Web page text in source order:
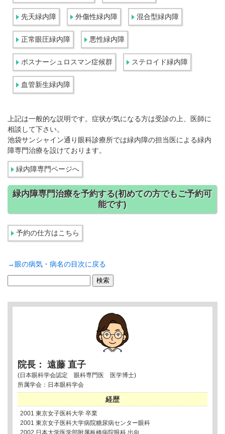
先天緑内障 外傷性緑内障 混合型緑内障
正常眼圧緑内障 悪性緑内障
ポスナーシュロスマン症候群 ステロイド緑内障
血管新生緑内障
上記は一般的な説明です。症状が気になる方は受診の上、医師に
相談して下さい。
池袋サンシャイン通り眼科診療所では緑内障の担当医による緑内
障専門治療を設けております。
緑内障専門ページへ
緑内障専門治療を予約する(初めての方でもご予約可
能です)
予約の仕方はこちら
→眼の病気・病名の目次に戻る
院長： 遠藤 直子
(日本眼科学会認定 眼科専門医 医学博士)
所属学会：日本眼科学会
経歴
2001 東京女子医科大学 卒業
2001 東京女子医科大学病院糖尿病センター眼科
2002 日本大学医学部附属板橋病院眼科 出向